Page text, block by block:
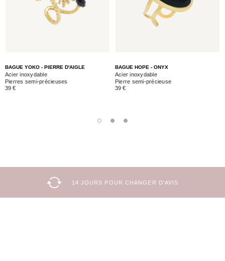
BAGUE YOKO - PIERRE D'AIGLE
Acier inoxydable
Pierres semi-précieuses
39 €
BAGUE HOPE - ONYX
Acier inoxydable
Pierre semi-précieuse
39 €
14 JOURS POUR CHANGER D'AVIS